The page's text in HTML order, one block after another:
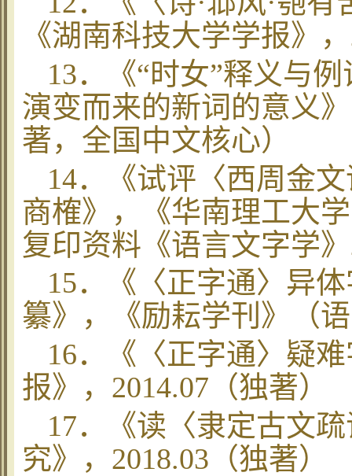
《湖南科技大学学报》，
13．《“时女”释义与
演变而来的新词的意义
著， 全国中文核心）
14．《试评 〈西周金
商榷》，《华南理工大
复印资料《语言文字学》
15．《 〈正字通〉 异
纂》，《励耘学刊》（
16．《 〈正字通〉 疑
报》， 2014.07 （独著）
17． 《读 〈隶定古文
究》， 2018.03 （独著）